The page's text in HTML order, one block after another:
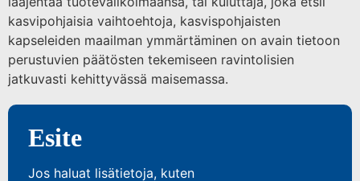
kasvipohjaisia vaihtoehtoja, kasvispohjaisten
kapseleiden maailman ymmärtäminen on avain tietoon
perustuvien päätösten tekemiseen ravintolisien
jatkuvasti kehittyvässä maisemassa.
Esite
Jos haluat lisätietoja, kuten